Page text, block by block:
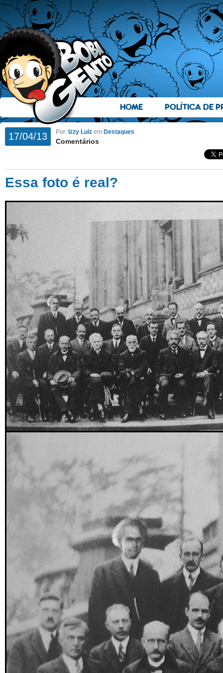
HOME POLÍTICA DE
17/04/13 Por: Izzy Lulz em Destaques
Comentários
Essa foto é real?